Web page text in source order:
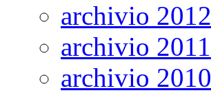
archivio 2012
archivio 2011
archivio 2010